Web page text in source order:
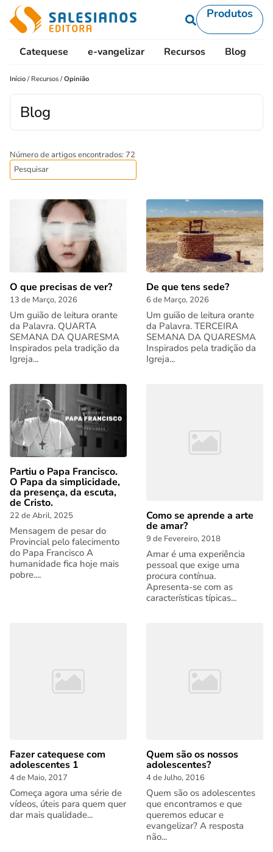
Produtos
Catequese e-vangelizar Recursos Blog
Início / Recursos /Opinião
Blog
Número de artigos encontrados: 72
O que precisas de ver?
13 de Março, 2026
Um guião de leitura orante
da Palavra. QUARTA
SEMANA DA QUARESMA
Inspirados pela tradição da
Igreja...
De que tens sede?
6 de Março, 2026
Um guião de leitura orante
da Palavra. TERCEIRA
SEMANA DA QUARESMA
Inspirados pela tradição da
Igreja...
Partiu o Papa Francisco.
O Papa da simplicidade,
da presença, da escuta,
de Cristo.
22 de Abril, 2025
Mensagem de pesar do
Provincial pelo falecimento
do Papa Francisco A
humanidade fica hoje mais
pobre....
Como se aprende a arte
de amar?
9 de Fevereiro, 2018
Amar é uma experiência
pessoal que exige uma
procura contínua.
Apresenta-se com as
características típicas...
Fazer catequese com
adolescentes 1
4 de Maio, 2017
Começa agora uma série de
vídeos, úteis para quem quer
dar mais qualidade...
Quem são os nossos
adolescentes?
4 de Julho, 2016
Quem são os adolescentes
que encontramos e que
queremos educar e
evangelizar? A resposta
não...